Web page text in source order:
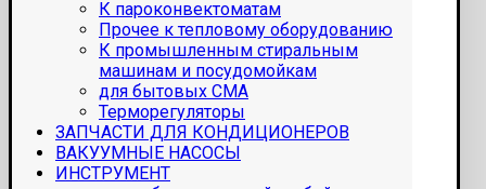
К пароконвектоматам
Прочее к тепловому оборудованию
К промышленным стиральным
машинам и посудомойкам
для бытовых СМА
Терморегуляторы
ЗАПЧАСТИ ДЛЯ КОНДИЦИОНЕРОВ
ВАКУУМНЫЕ НАСОСЫ
ИНСТРУМЕНТ